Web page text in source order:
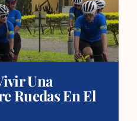
Una
Ruedas En El